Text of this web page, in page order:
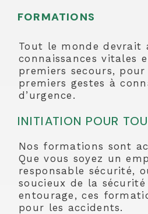
FORMATIONS
Tout le monde devrait
connaissances vitales
premiers secours,
premiers gestes à
d’urgence.
INITIATION POUR
Nos formations sont
Que vous soyez un
responsable sécurité,
soucieux de la
entourage, ces
pour les accidents.